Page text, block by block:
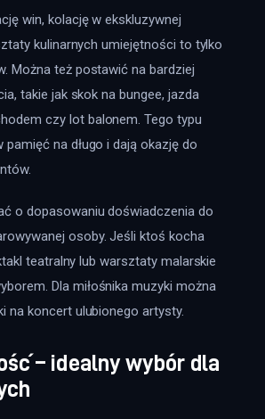
win, kolację w ekskluzywnej
kulinarnych umiejętności to tylko
Można też postawić na bardziej
takie jak skok na bungee, jazda
czy lot balonem. Tego typu
pamięć na długo i dają okazję do
o dopasowaniu doświadczenia do
osoby. Jeśli ktoś kocha
teatralny lub warsztaty malarskie
Dla miłośnika muzyki można
na koncert ulubionego artysty.
– idealny wybór dla